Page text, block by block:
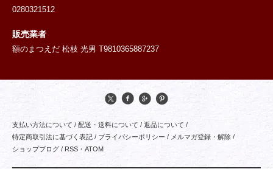
0280321512
販売業者
額のまつえだ 松枝 光男 T9810365887237
支払い方法について / 配送・送料について / 返品について /
特定商取引法に基づく表記 / プライバシーポリシー / メルマガ登録・解除 /
ショップブログ / RSS ・ ATOM